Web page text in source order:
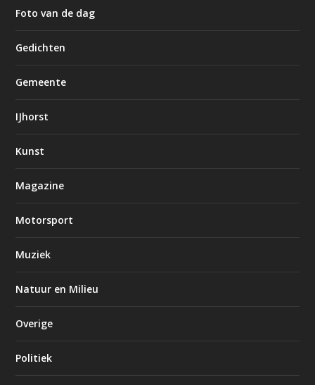
Foto van de dag
Gedichten
Gemeente
IJhorst
Kunst
Magazine
Motorsport
Muziek
Natuur en Milieu
Overige
Politiek